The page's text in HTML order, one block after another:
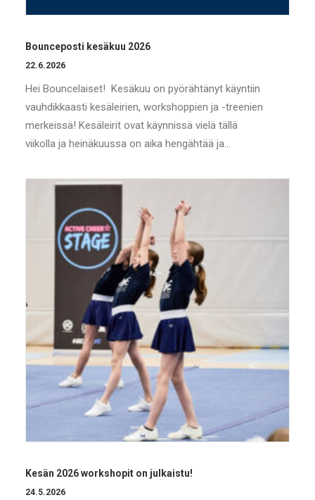
Bounceposti kesäkuu 2026
22.6.2026
Hei Bouncelaiset! Kesäkuu on pyörähtänyt käyntiin
vauhdikkaasti kesäleirien, workshoppien ja -treenien
merkeissä! Kesäleirit ovat käynnissä vielä tällä
viikolla ja heinäkuussa on aika hengähtää ja…
Kesän 2026 workshopit on julkaistu!
24.5.2026